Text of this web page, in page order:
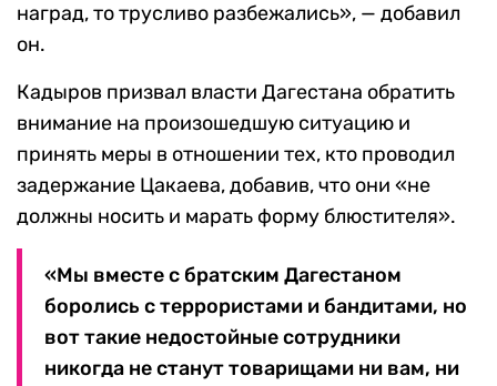
наград, то трусливо разбежались», — добавил
он.
Кадыров призвал власти Дагестана обратить
внимание на произошедшую ситуацию и
принять меры в отношении тех, кто проводил
задержание Цакаева, добавив, что они «не
должны носить и марать форму блюстителя».
«Мы вместе с братским Дагестаном
боролись с террористами и бандитами, но
вот такие недостойные сотрудники
никогда не станут товарищами ни вам, ни